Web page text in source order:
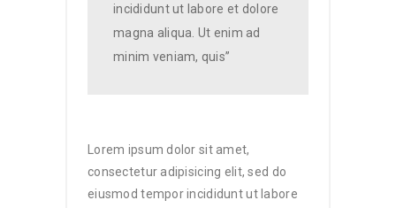
incididunt ut labore et dolore
magna aliqua. Ut enim ad
minim veniam, quis”
Lorem ipsum dolor sit amet,
consectetur adipisicing elit, sed do
eiusmod tempor incididunt ut labore